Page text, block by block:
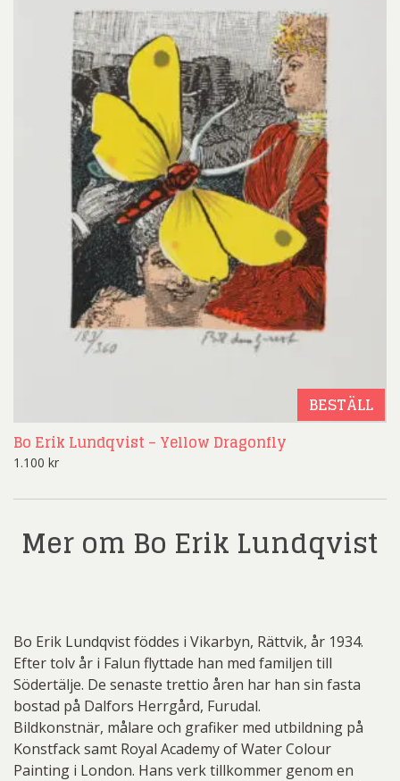
BESTÄLL
Bo Erik Lundqvist – Yellow Dragonfly
1.100 kr
Mer om Bo Erik Lundqvist
Bo Erik Lundqvist föddes i Vikarbyn, Rättvik, år 1934.
Efter tolv år i Falun flyttade han med familjen till
Södertälje. De senaste trettio åren har han sin fasta
bostad på Dalfors Herrgård, Furudal.
Bildkonstnär, målare och grafiker med utbildning på
Konstfack samt Royal Academy of Water Colour
Painting i London. Hans verk tillkommer genom en